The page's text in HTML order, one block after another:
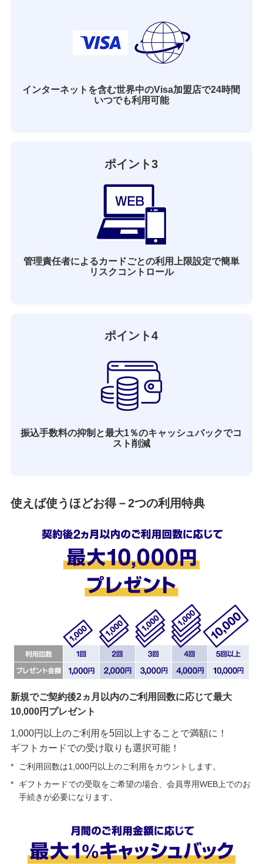
インターネットを含む世界中のVisa加盟店で24時間
いつでも利用可能
ポイント3
管理責任者によるカードごとの利用上限設定で簡単
リスクコントロール
ポイント4
振込手数料の抑制と最大1％のキャッシュバックでコ
スト削減
使えば使うほどお得－2つの利用特典
新規でご契約後2ヵ月以内のご利用回数に応じて最大
10,000円プレゼント
1,000円以上のご利用を5回以上することで満額に！
ギフトカードでの受け取りも選択可能！
*
ご利用回数は1,000円以上のご利用をカウントします。
*
ギフトカードでの受取をご希望の場合、会員専用WEB上でのお
手続きが必要になります。